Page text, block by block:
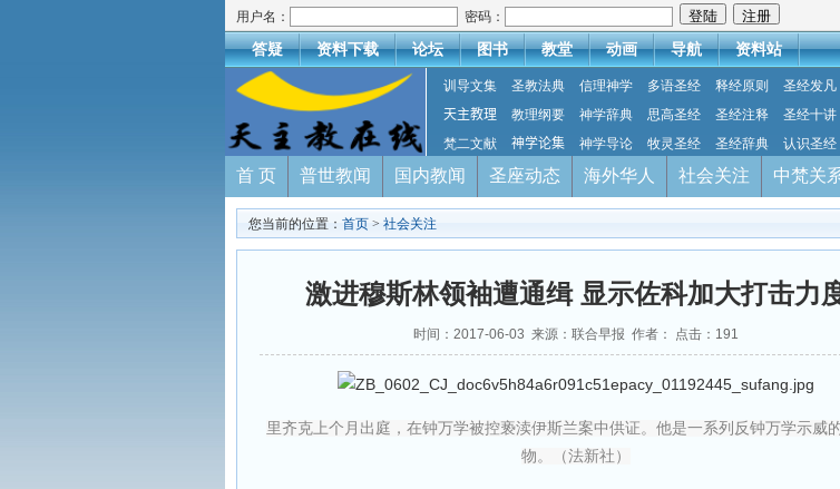
用户名： 密码：
答疑 资料下载 论坛 图书 教堂 动画 导航 资料站
训导文集 圣教法典 信理神学 多语圣经 释经原则 圣经发凡
天主教理
教理纲要 神学辞典 思高圣经 圣经注释 圣经十讲
梵二文献
神学论集 神学导论 牧灵圣经 圣经辞典 认识圣经
首 页 普世教闻 国内教闻 圣座动态 海外华人 社会关注 中梵关
您当前的位置： 首页 > 社会关注
激进穆斯林领袖遭通缉 显示佐科加大打击力
时间：2017-06-03 来源：联合早报 作者： 点击： 191
里齐克上个月出庭，在钟万学被控亵渎伊斯兰案中供证。他是一系列反钟万学示威
物。（法新社）